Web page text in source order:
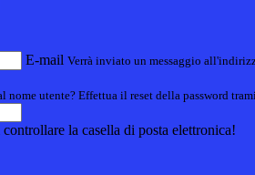
E-mail Verrà inviato un messaggio
nome utente? Effettua il reset della password
la casella di posta elettronica!